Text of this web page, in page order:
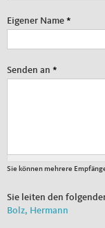
Eigener Name *
Senden an *
Sie können mehrere
Sie leiten den
Bolz, Hermann